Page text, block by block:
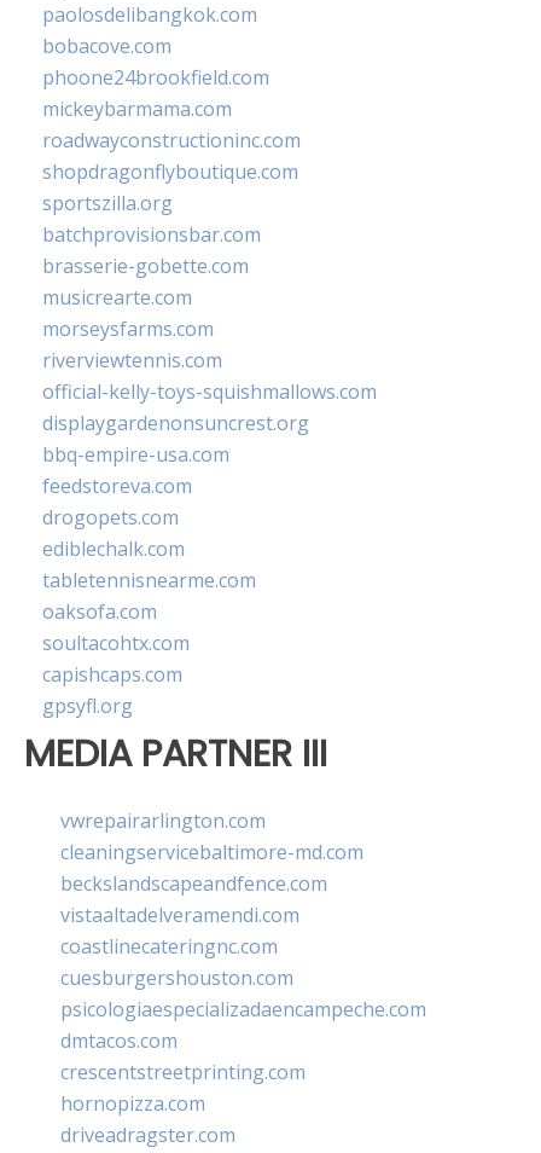
paolosdelibangkok.com
bobacove.com
phoone24brookfield.com
mickeybarmama.com
roadwayconstructioninc.com
shopdragonflyboutique.com
sportszilla.org
batchprovisionsbar.com
brasserie-gobette.com
musicrearte.com
morseysfarms.com
riverviewtennis.com
official-kelly-toys-squishmallows.com
displaygardenonsuncrest.org
bbq-empire-usa.com
feedstoreva.com
drogopets.com
ediblechalk.com
tabletennisnearme.com
oaksofa.com
soultacohtx.com
capishcaps.com
gpsyfl.org
MEDIA PARTNER III
vwrepairarlington.com
cleaningservicebaltimore-md.com
beckslandscapeandfence.com
vistaaltadelveramendi.com
coastlinecateringnc.com
cuesburgershouston.com
psicologiaespecializadaencampeche.com
dmtacos.com
crescentstreetprinting.com
hornopizza.com
driveadragster.com